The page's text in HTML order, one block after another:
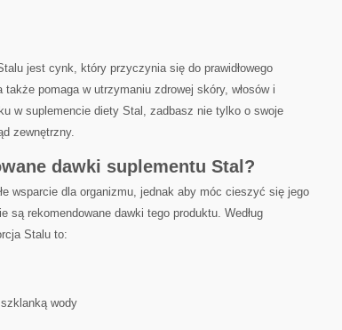
jest cynk, który przyczynia się do prawidłowego
także ⁤pomaga w utrzymaniu zdrowej skóry, włosów i
w suplemencie diety Stal, zadbasz nie tylko o swoje
zewnętrzny.
dawki suplementu Stal?
wsparcie dla organizmu, jednak aby móc​ cieszyć się jego
‌są rekomendowane⁣ dawki tego produktu. Według⁤
Stalu ⁣to:
wody